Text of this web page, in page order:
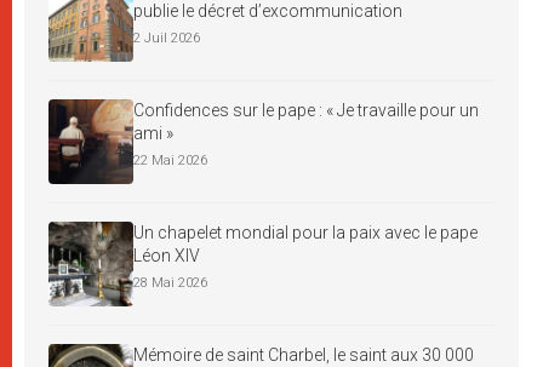
publie le décret d’excommunication
2 Juil 2026
Confidences sur le pape : « Je travaille pour un
ami »
22 Mai 2026
Un chapelet mondial pour la paix avec le pape
Léon XIV
28 Mai 2026
Mémoire de saint Charbel, le saint aux 30 000